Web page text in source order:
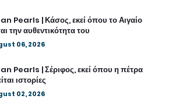
Pearls | Κάσος, εκεί όπου το Αιγαίο
την αυθεντικότητα του
06, 2026
Pearls | Σέριφος, εκεί όπου η πέτρα
ιστορίες
02, 2026